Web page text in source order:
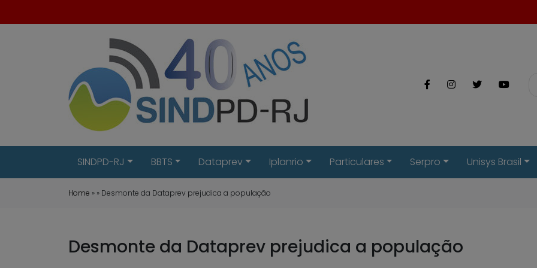
SINDPD-RJ BBTS Dataprev Iplanrio Particulares Serpro Unisys Brasil
Home » » Desmonte da Dataprev prejudica a população
Desmonte da Dataprev prejudica a população